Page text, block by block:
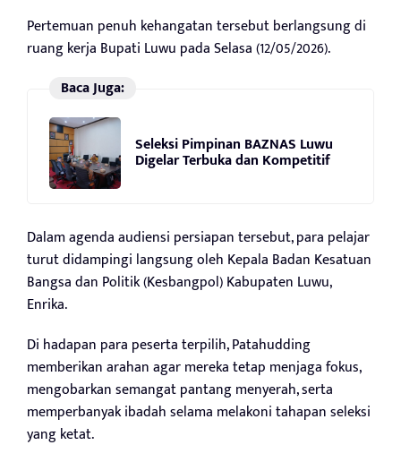
Pertemuan penuh kehangatan tersebut berlangsung di
ruang kerja Bupati Luwu pada Selasa (12/05/2026).
Baca Juga:
Seleksi Pimpinan BAZNAS Luwu
Digelar Terbuka dan Kompetitif
Dalam agenda audiensi persiapan tersebut, para pelajar
turut didampingi langsung oleh Kepala Badan Kesatuan
Bangsa dan Politik (Kesbangpol) Kabupaten Luwu,
Enrika.
Di hadapan para peserta terpilih, Patahudding
memberikan arahan agar mereka tetap menjaga fokus,
mengobarkan semangat pantang menyerah, serta
memperbanyak ibadah selama melakoni tahapan seleksi
yang ketat.